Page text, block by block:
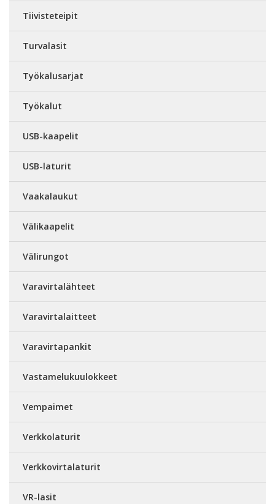
Tiivisteteipit
Turvalasit
Työkalusarjat
Työkalut
USB-kaapelit
USB-laturit
Vaakalaukut
Välikaapelit
Välirungot
Varavirtalähteet
Varavirtalaitteet
Varavirtapankit
Vastamelukuulokkeet
Vempaimet
Verkkolaturit
Verkkovirtalaturit
VR-lasit